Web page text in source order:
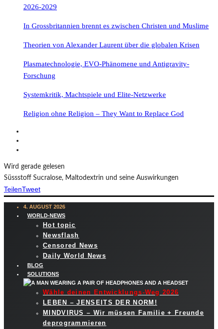
2026-2029
In Grossbritannien brennt es zwischen Christen und Muslime
Theorien von Alexander Laurent über die globalen Krisen
Plasmatechnologie, EVO-Phänomene und Antigravity-
Forschung
Systemkritik, Machtspiele und Elite-Netzwerke
Religion ohne Religion – They Want to Replace God
Wird gerade gelesen
Süssstoff Sucralose, Maltodextrin und seine Auswirkungen
TeilenTweet
4. AUGUST 2026
WORLD-NEWS
Hot topic
Newsflash
Censored News
Daily World News
BLOG
SOLUTIONS
Wähle deinen Entwicklungs-Weg 2026
LEBEN – JENSEITS DER NORM!
MINDVIRUS – Wir müssen Familie + Freunde
deprogrammieren